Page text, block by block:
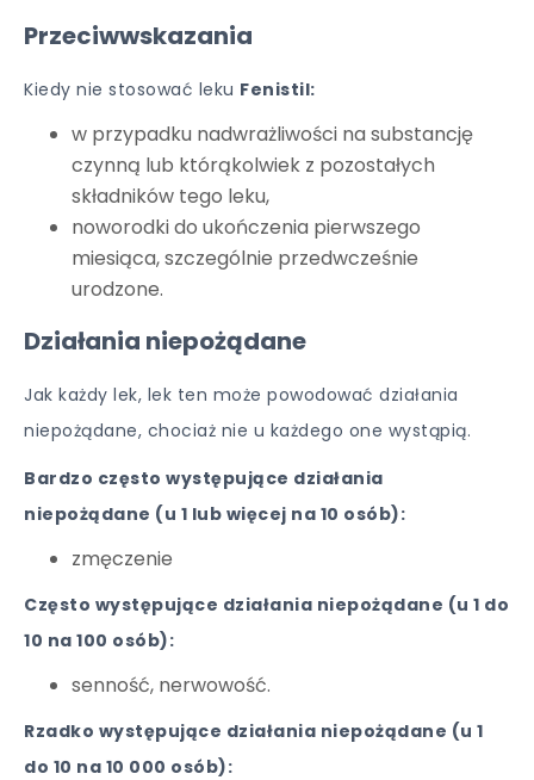
Przeciwwskazania
Kiedy nie stosować leku Fenistil:
w przypadku nadwrażliwości na substancję
czynną lub którąkolwiek z pozostałych
składników tego leku,
noworodki do ukończenia pierwszego
miesiąca, szczególnie przedwcześnie
urodzone.
Działania niepożądane
Jak każdy lek, lek ten może powodować działania
niepożądane, chociaż nie u każdego one wystąpią.
Bardzo często występujące działania
niepożądane (u 1 lub więcej na 10 osób):
zmęczenie
Często występujące działania niepożądane (u 1 do
10 na 100 osób):
senność, nerwowość.
Rzadko występujące działania niepożądane (u 1
do 10 na 10 000 osób):